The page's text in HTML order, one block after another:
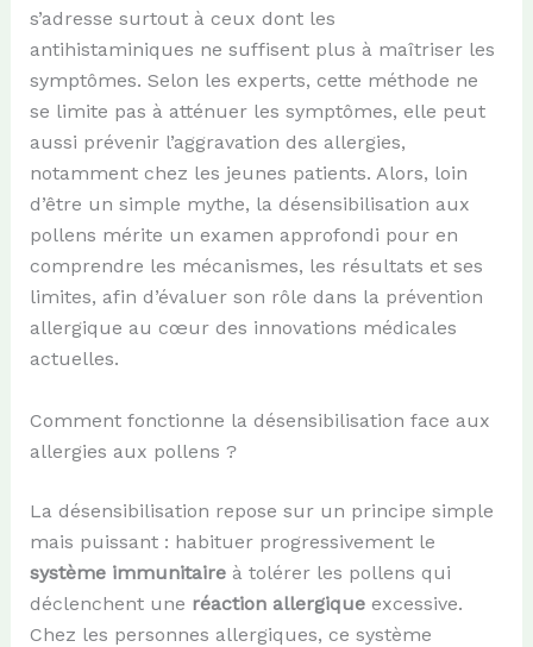
s’adresse surtout à ceux dont les
antihistaminiques ne suffisent plus à maîtriser les
symptômes. Selon les experts, cette méthode ne
se limite pas à atténuer les symptômes, elle peut
aussi prévenir l’aggravation des allergies,
notamment chez les jeunes patients. Alors, loin
d’être un simple mythe, la désensibilisation aux
pollens mérite un examen approfondi pour en
comprendre les mécanismes, les résultats et ses
limites, afin d’évaluer son rôle dans la prévention
allergique au cœur des innovations médicales
actuelles.
Comment fonctionne la désensibilisation face aux
allergies aux pollens ?
La désensibilisation repose sur un principe simple
mais puissant : habituer progressivement le
système immunitaireà tolérer les pollens qui
déclenchent une réaction allergiqueexcessive.
Chez les personnes allergiques, ce système